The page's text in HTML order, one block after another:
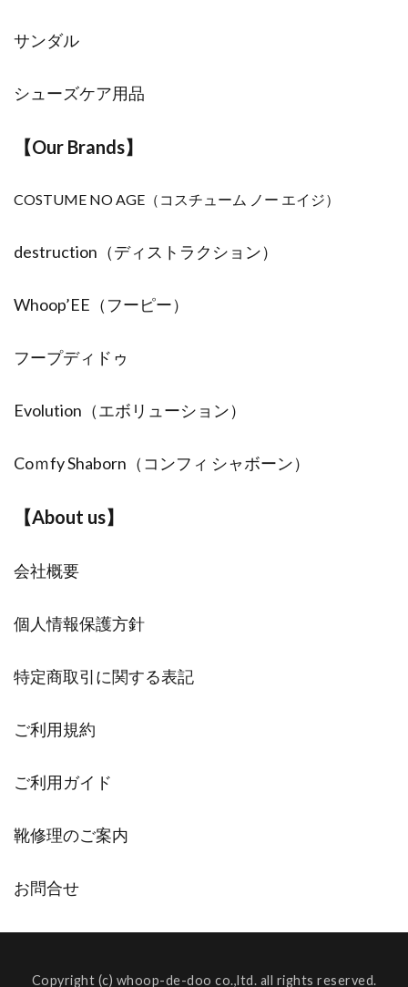
サンダル
シューズケア用品
【Our Brands】
COSTUME NO AGE （コスチューム ノー エイジ）
destruction（ディストラクション）
Whoop’EE（フーピー）
フープディドゥ
Evolution（エボリューション）
Coｍfy Shaborn（コンフィ シャボーン）
【About us】
会社概要
個人情報保護方針
特定商取引に関する表記
ご利用規約
ご利用ガイド
靴修理のご案内
お問合せ
Copyright (c) whoop-de-doo co.,ltd. all rights reserved.